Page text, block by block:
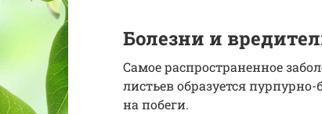
Болезни и
Самое распространенное
листьев образуется
на побеги.